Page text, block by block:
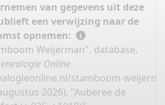
van gegevens uit deze
een verwijzing naar de
opnemen:
Weijerman", database,
Online
stamboom-
2026), "Auberee de